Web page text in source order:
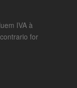
IVA à
for